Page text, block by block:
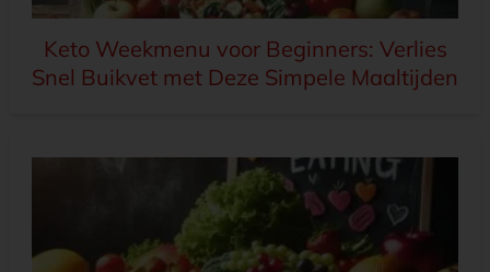
Keto Weekmenu voor Beginners: Verlies
Snel Buikvet met Deze Simpele Maaltijden